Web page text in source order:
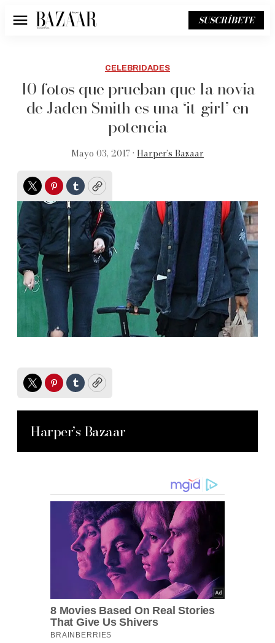
Menú SUSCRÍBETE
CELEBRIDADES
10 fotos que prueban que la novia
de Jaden Smith es una ‘it-girl’ en
potencia
Mayo 03, 2017 • Harper’s Bazaar
TwitterPinterest
TumblrCopy
TwitterPinterest
TumblrCopy
Harper’s Bazaar